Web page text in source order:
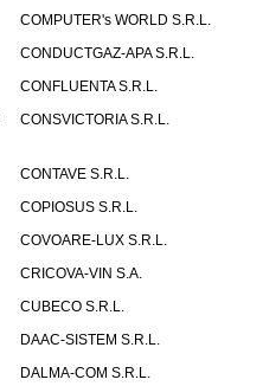
COMPUTER's WORLD S.R.L.
CONDUCTGAZ-APA S.R.L.
CONFLUENTA S.R.L.
CONSVICTORIA S.R.L.
CONTAVE S.R.L.
COPIOSUS S.R.L.
COVOARE-LUX S.R.L.
CRICOVA-VIN S.A.
CUBECO S.R.L.
DAAC-SISTEM S.R.L.
DALMA-COM S.R.L.